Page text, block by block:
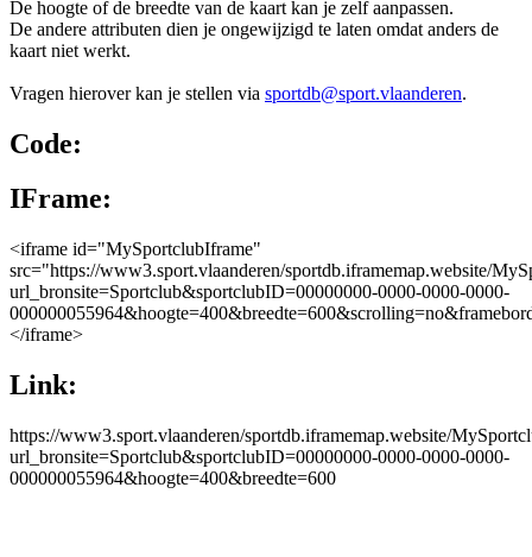
De hoogte of de breedte van de kaart kan je zelf aanpassen.
De andere attributen dien je ongewijzigd te laten omdat anders de
kaart niet werkt.
Vragen hierover kan je stellen via sportdb@sport.vlaanderen.
Code:
IFrame:
<iframe id="MySportclubIframe"
src="https://www3.sport.vlaanderen/sportdb.iframemap.website/
url_bronsite=Sportclub&sportclubID=00000000-0000-0000-0000-
</iframe>
Link:
https://www3.sport.vlaanderen/sportdb.iframemap.website/
url_bronsite=Sportclub&sportclubID=00000000-0000-0000-0000-
000000055964&hoogte=400&breedte=600